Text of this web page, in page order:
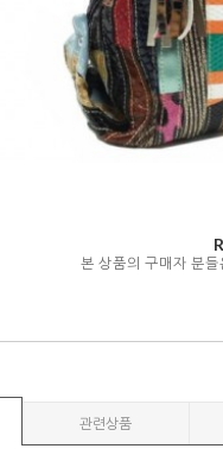
본 상품의 구매자 분
관련상품